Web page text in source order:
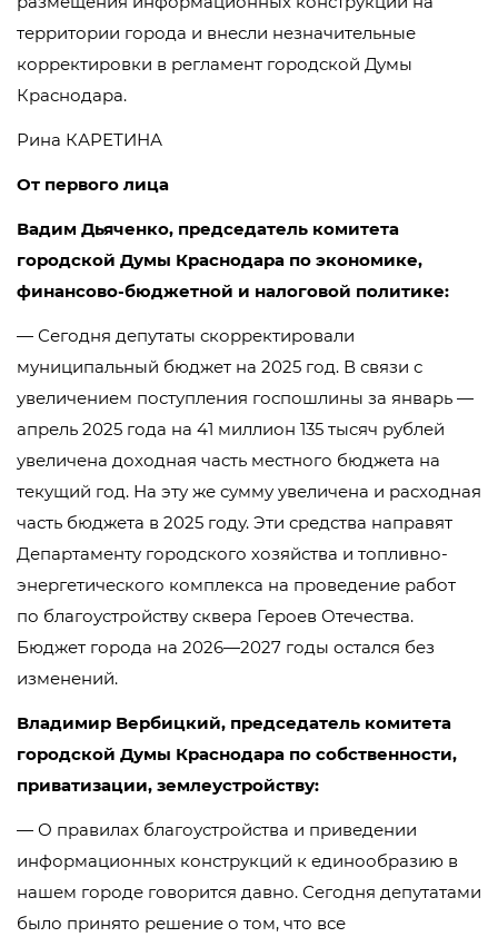
территории города и внесли незначительные
корректировки в регламент городской Думы
Краснодара.
Рина КАРЕТИНА
От первого лица
Вадим Дьяченко, председатель комитета
городской Думы Краснодара по экономике,
финансово-бюджетной и налоговой политике:
— Сегодня депутаты скорректировали
муниципальный бюджет на 2025 год. В связи с
увеличением поступления госпошлины за январь —
апрель 2025 года на 41 миллион 135 тысяч рублей
увеличена доходная часть местного бюджета на
текущий год. На эту же сумму увеличена и расходная
часть бюджета в 2025 году. Эти средства направят
Департаменту городского хозяйства и топливно-
энергетического комплекса на проведение работ
по благоустройству сквера Героев Отечества.
Бюджет города на 2026—2027 годы остался без
изменений.
Владимир Вербицкий, председатель комитета
городской Думы Краснодара по собственности,
приватизации, землеустройству:
— О правилах благоустройства и приведении
информационных конструкций к единообразию в
нашем городе говорится давно. Сегодня депутатами
было принято решение о том, что все